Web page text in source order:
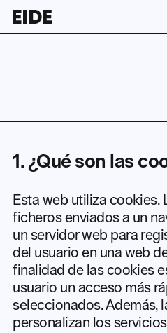
Actividad
Actualidad
Únete a EIDE
ES
EN
EU
1. ¿Qué son las
Esta web utiliza cookies.
ficheros enviados a un
un servidor web para
del usuario en una web
finalidad de las cookies
usuario un acceso más
seleccionados. Además,
personalizan los